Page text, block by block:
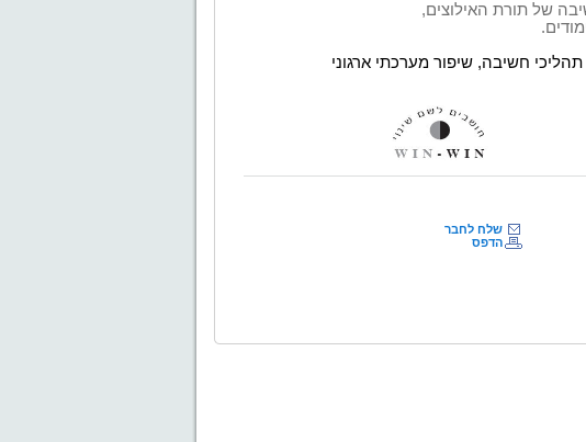
של תורת האילוצים,
תהליכי חשיבה, שיפור מערכתי ארגוני
שלח לחבר
הדפס